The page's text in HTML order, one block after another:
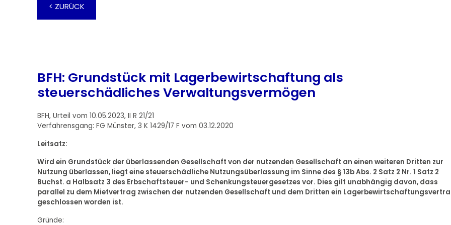
< ZURÜCK
BFH: Grundstück mit Lagerbewirtschaftung als
steuerschädliches Verwaltungsvermögen
BFH, Urteil vom 10.05.2023, II R 21/21
Verfahrensgang: FG Münster, 3 K 1429/17 F vom 03.12.2020
Leitsatz:
Wird ein Grundstück der überlassenden Gesellschaft von der nutzenden Gesellschaft an einen weiteren Dritten zur
Nutzung überlassen, liegt eine steuerschädliche Nutzungsüberlassung im Sinne des § 13b Abs. 2 Satz 2 Nr. 1 Satz 2
Buchst. a Halbsatz 3 des Erbschaftsteuer- und Schenkungsteuergesetzes vor. Dies gilt unabhängig davon, dass
parallel zu dem Mietvertrag zwischen der nutzenden Gesellschaft und dem Dritten ein
geschlossen worden ist.
Gründe: